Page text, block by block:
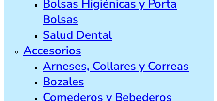
Bolsas Higiénicas y Porta
Bolsas
Salud Dental
Accesorios
Arneses, Collares y Correas
Bozales
Comederos y Bebederos